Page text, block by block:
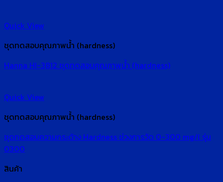
Quick View
ชุดทดสอบคุณภาพน้ำ (hardness)
Hanna HI-3812 ชุดทดสอบคุณภาพน้ำ (hardness)
Quick View
ชุดทดสอบคุณภาพน้ำ (hardness)
ชุดทดสอบความกระด้าง Hardness ช่วงการวัด 0-300 mg/l รุ่น
0300
สินค้า